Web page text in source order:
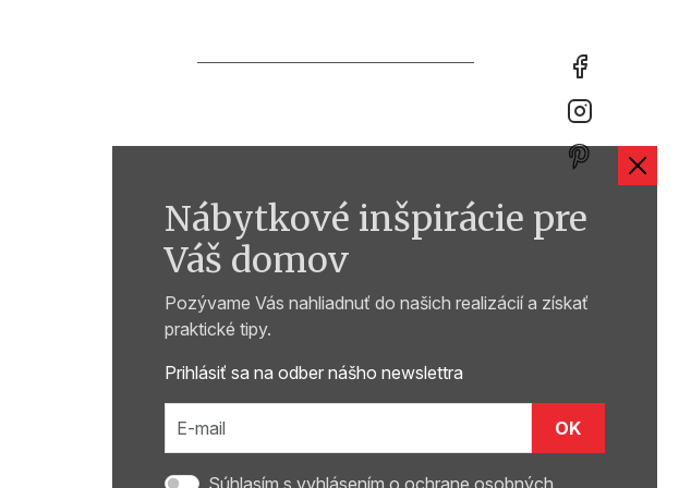
Nábytkové inšpirácie pre
Váš domov
Pozývame Vás nahliadnuť do našich realizácií a získať
praktické tipy.
Prihlásiť sa na odber nášho newslettra
OK
Súhlasím s vyhlásením o ochrane osobných